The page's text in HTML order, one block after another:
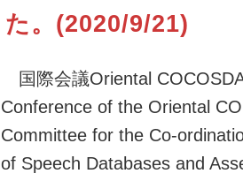
た。(2020/9/21)
国際会議Oriental
Conference of the Oriental
Committee for the Co-
of Speech Databases and